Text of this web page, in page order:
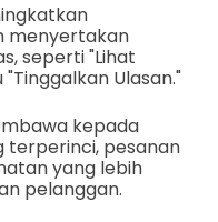
menyertakan
seperti "Lihat
Ulasan."
kepada
terperinci, pesanan
yang lebih
pelanggan.